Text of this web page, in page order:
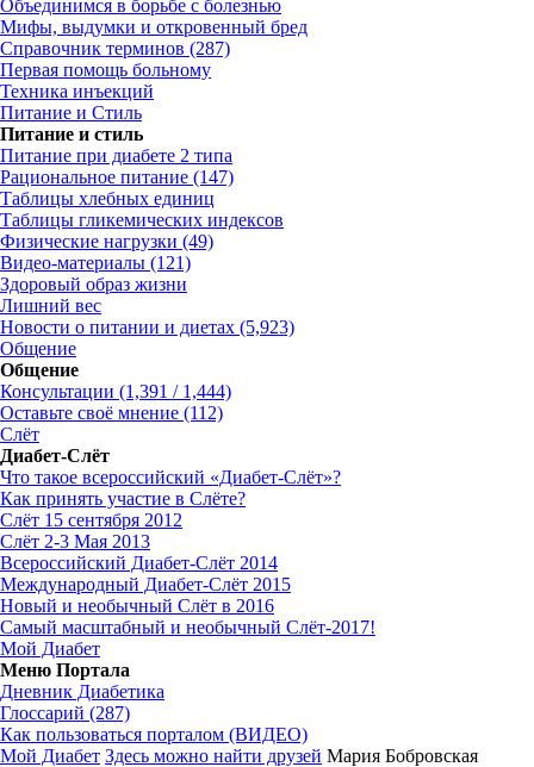
Объединимся в борьбе с болезнью
Мифы, выдумки и откровенный бред
Справочник терминов (287)
Первая помощь больному
Техника инъекций
Питание и Стиль
Питание и стиль
Питание при диабете 2 типа
Рациональное питание (147)
Таблицы хлебных единиц
Таблицы гликемических индексов
Физические нагрузки (49)
Видео-материалы (121)
Здоровый образ жизни
Лишний вес
Новости о питании и диетах (5,923)
Общение
Общение
Консультации (1,391 / 1,444)
Оставьте своё мнение (112)
Слёт
Диабет-Слёт
Что такое всероссийский «Диабет-Слёт»?
Как принять участие в Слёте?
Слёт 15 сентября 2012
Слёт 2-3 Мая 2013
Всероссийский Диабет-Слёт 2014
Международный Диабет-Слёт 2015
Новый и необычный Слёт в 2016
Самый масштабный и необычный Слёт-2017!
Мой Диабет
Меню Портала
Дневник Диабетика
Глоссарий (287)
Как пользоваться порталом (ВИДЕО)
Мой Диабет Здесь можно найти друзей Мария Бобровская